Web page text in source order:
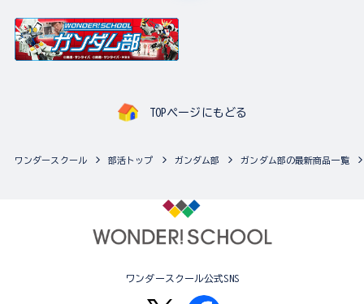
TOPページにもどる
ワンダースクール 部活トップ ガンダム部 ガンダム部の最新商品一覧
ワンダースクール公式SNS